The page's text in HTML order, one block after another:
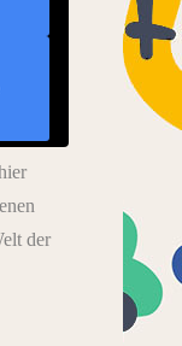
der